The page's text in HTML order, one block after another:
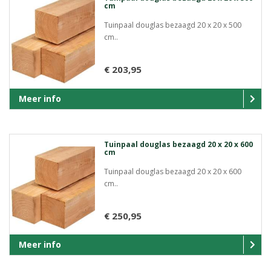
cm
Tuinpaal douglas bezaagd 20 x 20 x 500
cm..
€ 203,95
Meer info
Tuinpaal douglas bezaagd 20 x 20 x 600
cm
Tuinpaal douglas bezaagd 20 x 20 x 600
cm..
€ 250,95
Meer info